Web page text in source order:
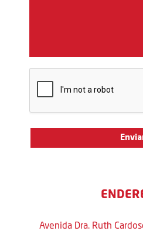
Avenida Dra. Ruth